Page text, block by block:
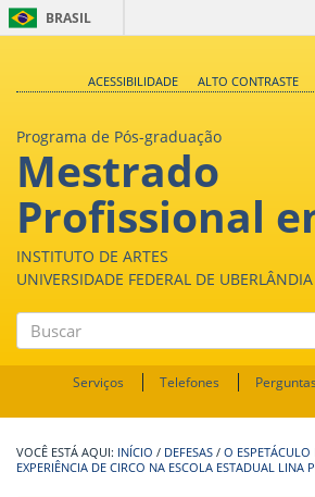
BRASIL
ACESSIBILIDADE
ALTO CONTRASTE
Programa de Pós-graduação
Mestrado
Profissional
INSTITUTO DE ARTES
UNIVERSIDADE FEDERAL DE UBERLÂNDIA
Buscar
Serviços Telefones
INÍCIO / DEFESAS / O
EXPERIÊNCIA DE CIRCO NA ESCOLA ESTADUAL LINA